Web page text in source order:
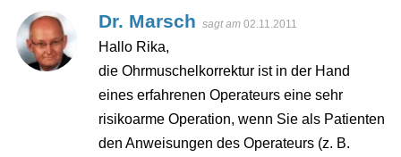
Dr. Marsch sagt am 02.11.2011
Hallo Rika,
die Ohrmuschelkorrektur ist in der Hand
eines erfahrenen Operateurs eine sehr
risikoarme Operation, wenn Sie als Patienten
den Anweisungen des Operateurs (z. B.